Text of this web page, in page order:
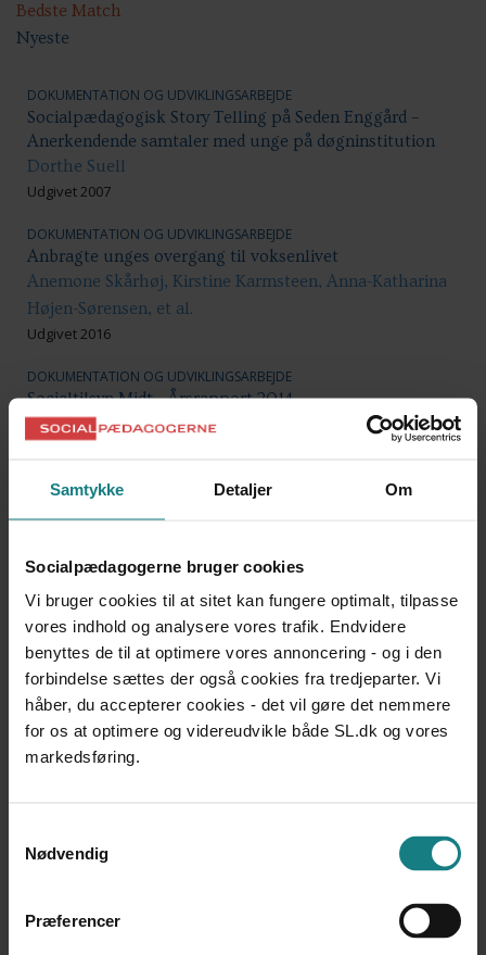
Samtykke Detaljer Om
Socialpædagogerne bruger cookies
Vi bruger cookies til at sitet kan fungere optimalt, tilpasse
vores indhold og analysere vores trafik. Endvidere
benyttes de til at optimere vores annoncering - og i den
forbindelse sættes der også cookies fra tredjeparter. Vi
håber, du accepterer cookies - det vil gøre det nemmere
for os at optimere og videreudvikle både SL.dk og vores
markedsføring.
Nødvendig
Præferencer
Bedste Match
Nyeste
DOKUMENTATION OG UDVIKLINGSARBEJDE
Socialpædagogisk Story Telling på Seden Enggård –
Anerkendende samtaler med unge på døgninstitution
Dorthe Suell
Udgivet 2007
DOKUMENTATION OG UDVIKLINGSARBEJDE
Anbragte unges overgang til voksenlivet
Anemone Skårhøj, Kirstine Karmsteen, Anna-Katharina
Højen-Sørensen, et al.
Udgivet 2016
DOKUMENTATION OG UDVIKLINGSARBEJDE
Socialtilsyn Midt - Årsrapport 2014
Socialtilsyn Midt, Silkeborg Kommune
DOKUMENTATION OG UDVIKLINGSARBEJDE
Socialtilsyn Hovedstaden - Årsrapport 2014
Udgivet 2015
DOKUMENTATION OG UDVIKLINGSARBEJDE
En tryg anbringelse - Forebyggelse af seksuelle overgreb
mod børn og unge
Servicestyrelsen
Udgivet 2011
DOKUMENTATION OG UDVIKLINGSARBEJDE
Socialtilsyn Syd - Årsrapport 2014
DOKUMENTATION OG UDVIKLINGSARBEJDE
Udgivet 2015